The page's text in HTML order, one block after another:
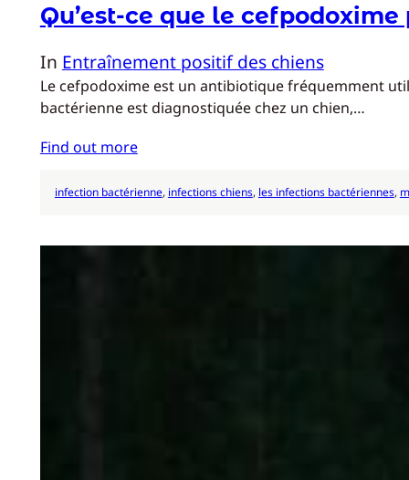
Qu’est-ce que le
In Entraînement positif des chiens
Le cefpodoxime est un antibiotique fréquemment
bactérienne est diagnostiquée chez un chien,…
Find out more
infection bactérienne, infections chiens, les infections bactériennes,